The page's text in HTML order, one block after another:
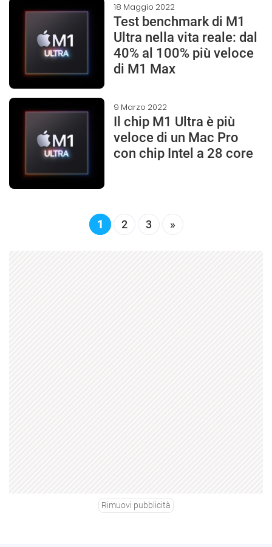
18 Maggio 2022
Test benchmark di M1
Ultra nella vita reale: dal
40% al 100% più veloce
di M1 Max
9 Marzo 2022
Il chip M1 Ultra è più
veloce di un Mac Pro
con chip Intel a 28 core
1 2 3 »
Rimuovi pubblicità